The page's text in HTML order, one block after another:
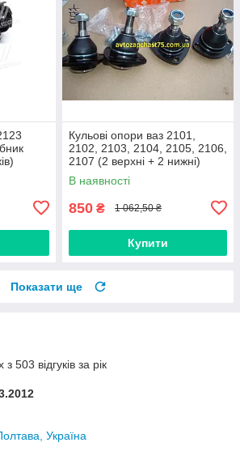
Кульові опори ваз 2101,
2102, 2103, 2104, 2105, 2106,
2107 (2 верхні + 2 нижні)
Дорожня карта, Харків
В наявності
850 ₴ 1 062,50 ₴
Купити
Показати ще
503 відгуків за рік
Україна